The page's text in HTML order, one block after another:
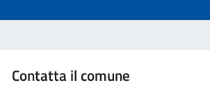
Contatta il comune